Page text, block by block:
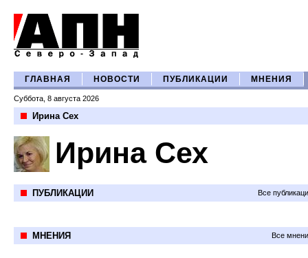
ГЛАВНАЯ НОВОСТИ ПУБЛИКАЦИИ МНЕНИЯ
Суббота, 8 августа 2026
Ирина Сех
Ирина Сех
ПУБЛИКАЦИИ Все
МНЕНИЯ Все